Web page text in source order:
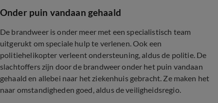
Onder puin vandaan gehaald
De brandweer is onder meer met een specialistisch team
uitgerukt om speciale hulp te verlenen.Ook een
politiehelikopter verleent ondersteuning, aldus de politie. De
slachtoffers zijn door de brandweer onder het puin vandaan
gehaald en allebei naar het ziekenhuis gebracht. Ze maken het
naar omstandigheden goed, aldus de veiligheidsregio.